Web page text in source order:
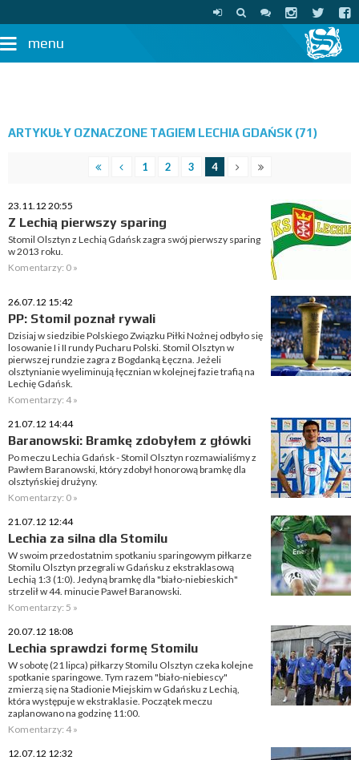
menu
ARTYKUŁY OZNACZONE TAGIEM LECHIA GDAŃSK (71)
1 2 3 4
23.11.12 20:55
Z Lechią pierwszy sparing
Stomil Olsztyn z Lechią Gdańsk zagra swój pierwszy sparing
w 2013 roku.
Komentarzy: 0 »
26.07.12 15:42
PP: Stomil poznał rywali
Dzisiaj w siedzibie Polskiego Związku Piłki Nożnej odbyło się
losowanie I i II rundy Pucharu Polski. Stomil Olsztyn w
pierwszej rundzie zagra z Bogdanką Łęczna. Jeżeli
olsztynianie wyeliminują łęcznian w kolejnej fazie trafią na
Lechię Gdańsk.
Komentarzy: 4 »
21.07.12 14:44
Baranowski: Bramkę zdobyłem z główki
Po meczu Lechia Gdańsk - Stomil Olsztyn rozmawialiśmy z
Pawłem Baranowski, który zdobył honorową bramkę dla
olsztyńskiej drużyny.
Komentarzy: 0 »
21.07.12 12:44
Lechia za silna dla Stomilu
W swoim przedostatnim spotkaniu sparingowym piłkarze
Stomilu Olsztyn przegrali w Gdańsku z ekstraklasową
Lechią 1:3 (1:0). Jedyną bramkę dla "biało-niebieskich"
strzelił w 44. minucie Paweł Baranowski.
Komentarzy: 5 »
20.07.12 18:08
Lechia sprawdzi formę Stomilu
W sobotę (21 lipca) piłkarzy Stomilu Olsztyn czeka kolejne
spotkanie sparingowe. Tym razem "biało-niebiescy"
zmierzą się na Stadionie Miejskim w Gdańsku z Lechią,
która występuje w ekstraklasie. Początek meczu
zaplanowano na godzinę 11:00.
Komentarzy: 4 »
12.07.12 12:32